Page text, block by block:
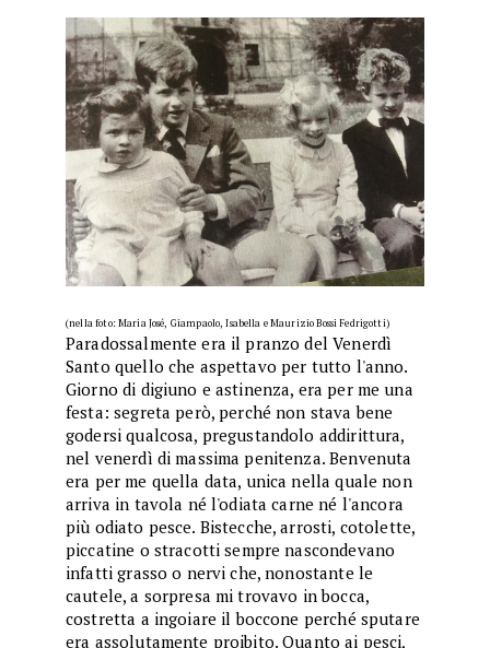
(nella foto: Maria José, Giampaolo, Isabella e Maurizio Bossi Fedrigotti)
Paradossalmente era il pranzo del Venerdì
Santo quello che aspettavo per tutto l'anno.
Giorno di digiuno e astinenza, era per me una
festa: segreta però, perché non stava bene
godersi qualcosa, pregustandolo addirittura,
nel venerdì di massima penitenza. Benvenuta
era per me quella data, unica nella quale non
arriva in tavola né l'odiata carne né l'ancora
più odiato pesce. Bistecche, arrosti, cotolette,
piccatine o stracotti sempre nascondevano
infatti grasso o nervi che, nonostante le
cautele, a sorpresa mi trovavo in bocca,
costretta a ingoiare il boccone perché sputare
era assolutamente proibito. Quanto ai pesci,